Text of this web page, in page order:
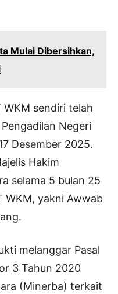
Mulai Dibersihkan,
WKM sendiri telah
Negeri
Desember 2025.
Hakim
selama 5 bulan 25
WKM, yakni Awwab
melanggar Pasal
3 Tahun 2020
(Minerba) terkait